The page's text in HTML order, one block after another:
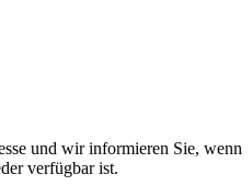
und wir informieren Sie, wenn
verfügbar ist.